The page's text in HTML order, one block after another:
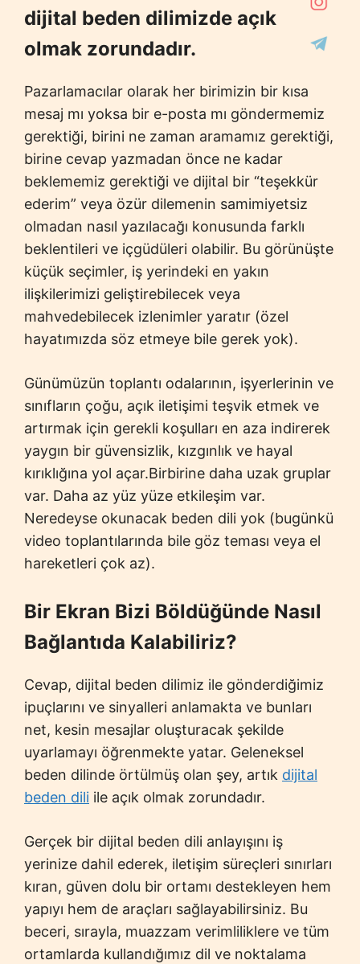
dijital beden dilimizde açık
olmak zorundadır.
Pazarlamacılar olarak her birimizin bir kısa
mesaj mı yoksa bir e-posta mı göndermemiz
gerektiği, birini ne zaman aramamız gerektiği,
birine cevap yazmadan önce ne kadar
beklememiz gerektiği ve dijital bir “teşekkür
ederim” veya özür dilemenin samimiyetsiz
olmadan nasıl yazılacağı konusunda farklı
beklentileri ve içgüdüleri olabilir. Bu görünüşte
küçük seçimler, iş yerindeki en yakın
ilişkilerimizi geliştirebilecek veya
mahvedebilecek izlenimler yaratır (özel
hayatımızda söz etmeye bile gerek yok).
Günümüzün toplantı odalarının, işyerlerinin ve
sınıfların çoğu, açık iletişimi teşvik etmek ve
artırmak için gerekli koşulları en aza indirerek
yaygın bir güvensizlik, kızgınlık ve hayal
kırıklığına yol açar.Birbirine daha uzak gruplar
var. Daha az yüz yüze etkileşim var.
Neredeyse okunacak beden dili yok (bugünkü
video toplantılarında bile göz teması veya el
hareketleri çok az).
Bir Ekran Bizi Böldüğünde Nasıl
Bağlantıda Kalabiliriz?
Cevap, dijital beden dilimiz ile gönderdiğimiz
ipuçlarını ve sinyalleri anlamakta ve bunları
net, kesin mesajlar oluşturacak şekilde
uyarlamayı öğrenmekte yatar. Geleneksel
beden dilinde örtülmüş olan şey, artık dijital
beden dili ile açık olmak zorundadır.
Gerçek bir dijital beden dili anlayışını iş
yerinize dahil ederek, iletişim süreçleri sınırları
kıran, güven dolu bir ortamı destekleyen hem
yapıyı hem de araçları sağlayabilirsiniz. Bu
beceri, sırayla, muazzam verimliliklere ve tüm
ortamlarda kullandığımız dil ve noktalama